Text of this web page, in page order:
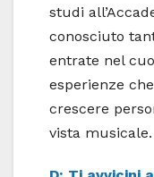
studi
conosciuto
entrate nel
esperienze
crescere
vista musicale.